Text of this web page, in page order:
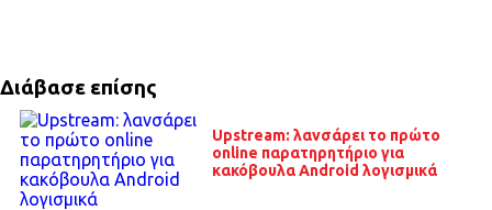
Διάβασε επίσης
Upstream: λανσάρει το πρώτο
online παρατηρητήριο για
κακόβουλα Android λογισμικά